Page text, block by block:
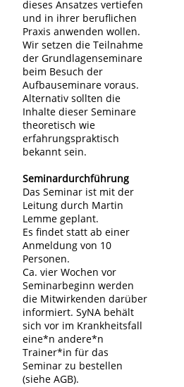
dieses Ansatzes vertiefen
und in ihrer beruflichen
Praxis anwenden wollen.
Wir setzen die Teilnahme
der Grundlagenseminare
beim Besuch der
Aufbauseminare voraus.
Alternativ sollten die
Inhalte dieser Seminare
theoretisch wie
erfahrungspraktisch
bekannt sein.
Seminardurchführung
Das Seminar ist mit der
Leitung durch Martin
Lemme geplant.
Es findet statt ab einer
Anmeldung von 10
Personen.
Ca. vier Wochen vor
Seminarbeginn werden
die Mitwirkenden darüber
informiert. SyNA behält
sich vor im Krankheitsfall
eine*n andere*n
Trainer*in für das
Seminar zu bestellen
(siehe AGB).